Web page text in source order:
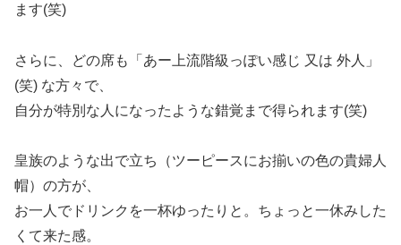
ます(笑)
さらに、どの席も「あー上流階級っぽい感じ 又は 外人」
(笑) な方々で、
自分が特別な人になったような錯覚まで得られます(笑)
皇族のような出で立ち（ツーピースにお揃いの色の貴婦人
帽）の方が、
お一人でドリンクを一杯ゆったりと。ちょっと一休みした
くて来た感。